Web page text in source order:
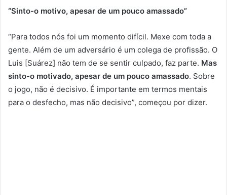
“Sinto-o motivo, apesar de um pouco amassado”
“Para todos nós foi um momento difícil. Mexe com toda a
gente. Além de um adversário é um colega de profissão. O
Luis [Suárez] não tem de se sentir culpado, faz parte. Mas
sinto-o motivado, apesar de um pouco amassado. Sobre
o jogo, não é decisivo. É importante em termos mentais
para o desfecho, mas não decisivo”, começou por dizer.